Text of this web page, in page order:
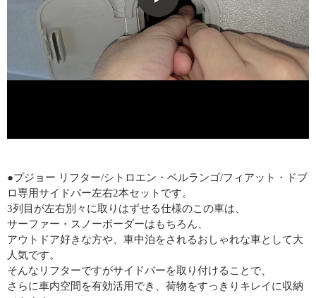
●プジョー リフター/シトロエン・ベルランゴ/フィアット・ドブ
ロ専用サイドバー左右2本セットです。
3列目が左右別々に取りはずせる仕様のこの車は、
サーファー・スノーボーダーはもちろん、
アウトドア好きな方や、車中泊をされるおしゃれな車として大
人気です。
そんなリフターですがサイドバーを取り付けることで、
さらに車内空間を有効活用でき、荷物をすっきりキレイに収納